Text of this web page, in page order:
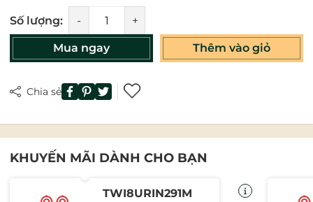
Số lượng: - +
Mua ngay Thêm vào giỏ
Chia sẻ
KHUYẾN MÃI DÀNH CHO BẠN
TWI8URIN291M